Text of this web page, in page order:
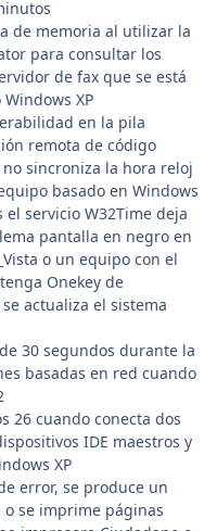
de memoria al utilizar la
para consultar los
de fax que se está
XP
en la pila
remota de código
no sincroniza la hora reloj
basado en Windows
el servicio W32Time deja
pantalla en negro en
o un equipo con el
Onekey de
actualiza el sistema
30 segundos durante la
basadas en red cuando
26 cuando conecta dos
IDE maestros y
XP
error, se produce un
se imprime páginas